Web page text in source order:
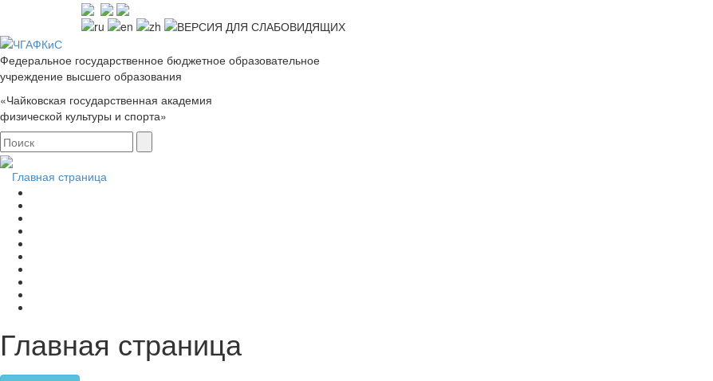
Федеральное государственное бюджетное образовательное
учреждение высшего образования
«Чайковская государственная академия
физической культуры и спорта»
Главная страница
Главная страница